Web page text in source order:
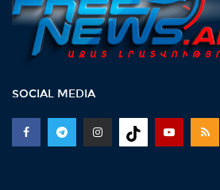
SOCIAL MEDIA